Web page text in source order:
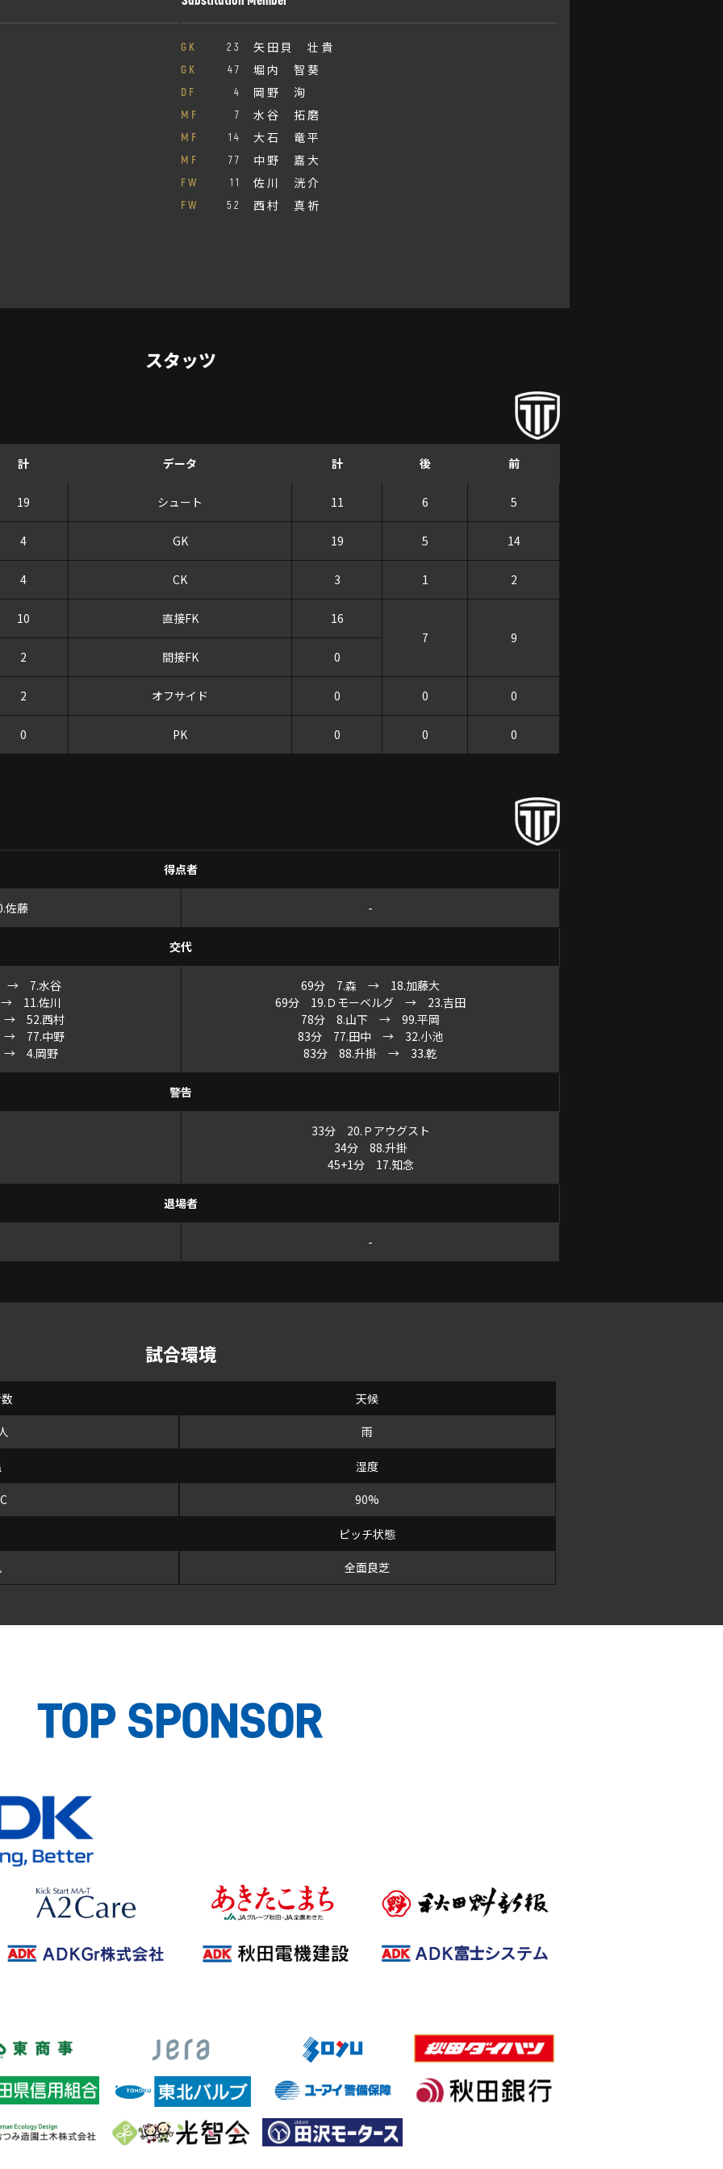
GK 23 矢田貝 壮貴
GK 47 堀内 智葵
DF 4 岡野 洵
MF 7 水谷 拓磨
MF 14 大石 竜平
MF 77 中野 嘉大
FW 11 佐川 洸介
FW 52 西村 真祈
スタッツ
計 データ 計 後 前
19 シュート 11 6 5
4 GK 19 5 14
4 CK 3 1 2
10 直接FK
16
7
9
2
間接FK 0
2 オフサイド 0 0 0
0 PK 0 0 0
得点者
佐藤 -
交代
→ 7.水谷
11.佐川
→ 52.西村
→ 77.中野
→ 4.岡野
69分 7.森 → 18.加藤大
69分 19.Ｄモーベルグ → 23.吉田
78分 8.山下 → 99.平岡
83分 77.田中 → 32.小池
83分 88.升掛 → 33.乾
警告
33分 20.Ｐアウグスト
34分 88.升掛
45+1分 17.知念
退場者
-
試合環境
天候
雨
湿度
90%
ピッチ状態
全面良芝
TOP SPONSOR